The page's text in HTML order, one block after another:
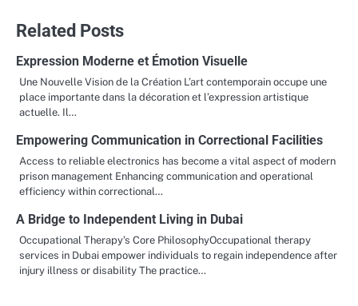
Related Posts
Expression Moderne et Émotion Visuelle
Une Nouvelle Vision de la Création L’art contemporain occupe une
place importante dans la décoration et l’expression artistique
actuelle. Il…
Empowering Communication in Correctional Facilities
Access to reliable electronics has become a vital aspect of modern
prison management Enhancing communication and operational
efficiency within correctional…
A Bridge to Independent Living in Dubai
Occupational Therapy’s Core PhilosophyOccupational therapy
services in Dubai empower individuals to regain independence after
injury illness or disability The practice…